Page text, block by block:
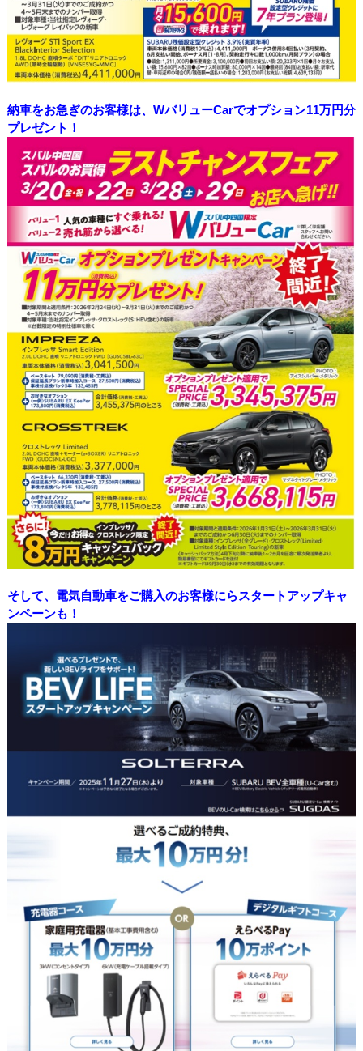
納車をお急ぎのお客様は、WバリューCarでオプション11万円分
プレゼント！
そして、電気自動車をご購入のお客様にらスタートアップキャ
ンペーンも！